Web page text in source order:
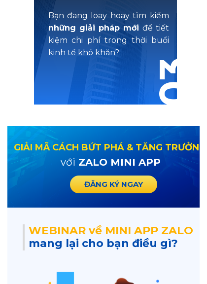
Bạn đang loay hoay tìm kiếm
những giải pháp mới để tiết
kiệm chi phí trong thời buổi
kinh tế khó khăn?
03
ĐĂNG KÝ NGAY
GIẢI MÃ CÁCH BỨT PHÁ & TĂNG TRƯỞNG
với ZALO MINI APP
WEBINAR về MINI APP ZALO
mang lại cho bạn điều gì?